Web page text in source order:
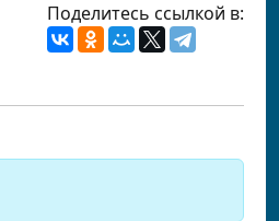
Поделитесь ссылкой в: